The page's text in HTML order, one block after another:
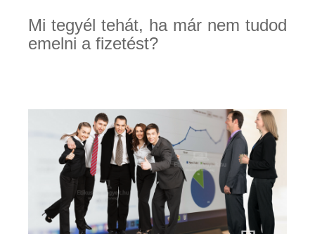
Mi tegyél tehát, ha már nem tudod
emelni a fizetést?